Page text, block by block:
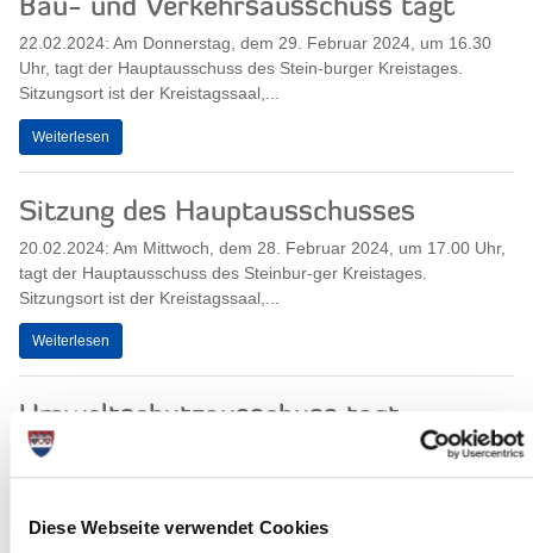
Diese Webseite verwendet Cookies
Bau- und Verkehrsausschuss tagt
22.02.2024: Am Donnerstag, dem 29. Februar 2024, um 16.30
Uhr, tagt der Hauptausschuss des Stein-burger Kreistages.
Sitzungsort ist der Kreistagssaal,...
Weiterlesen
Sitzung des Hauptausschusses
20.02.2024: Am Mittwoch, dem 28. Februar 2024, um 17.00 Uhr,
tagt der Hauptausschuss des Steinbur-ger Kreistages.
Sitzungsort ist der Kreistagssaal,...
Weiterlesen
Umweltschutzausschuss tagt
13.02.2024: Am Donnerstag, dem 22. Februar 2024, um 17.00
Uhr, tagt der Umweltschutzausschuss des Steinburger